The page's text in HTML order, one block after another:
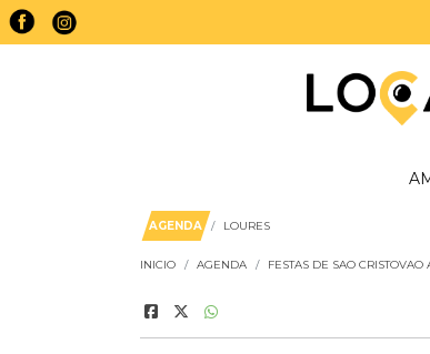
AGENDA LOURES
INICIO AGENDA FESTAS DE SAO